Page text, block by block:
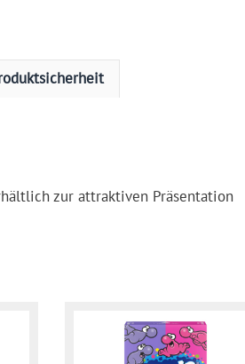
zur attraktiven Präsentation